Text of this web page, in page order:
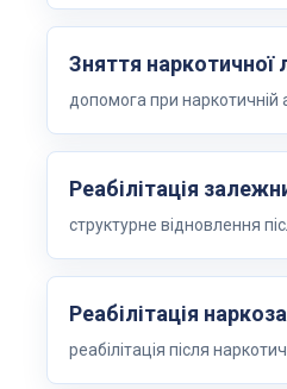
Зняття наркотичної
допомога при наркотичній
Реабілітація
структурне відновлення
Реабілітація
реабілітація після